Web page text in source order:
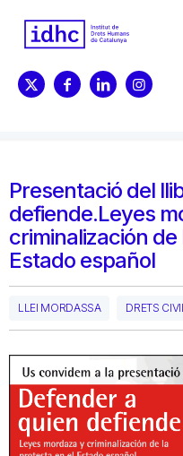
Presentació del
defiende.Leyes
criminalización
Estado español
LLEI MORDASSA DRETS